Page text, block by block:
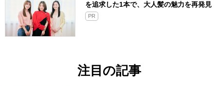
を追求した1本で、大人髪の魅力を再発見
PR
注目の記事